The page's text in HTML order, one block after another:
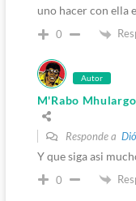
uno hacer con ella
0
Autor
M'Rabo Mhulargo
Responde a
Y que siga asi
0